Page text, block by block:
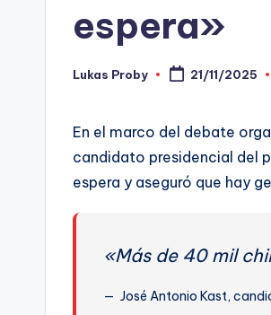
ki
espera»
Publicado
Lukas Proby 21/11/2025
En el marco del debate
candidato presidencial del
espera y aseguró que hay
«Más de 40 mil
José Antonio Kast,